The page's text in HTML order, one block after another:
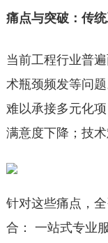
痛点与突破：传
当前工程行业普
术瓶颈频发等问
难以承接多元化
满意度下降；技
针对这些痛点，
合： 一站式专业